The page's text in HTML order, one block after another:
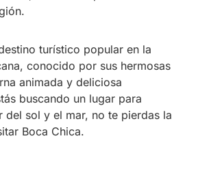
turístico popular en la
conocido por sus hermosas
animada y deliciosa
buscando un lugar para
del sol y el mar, no te pierdas la
Boca Chica.